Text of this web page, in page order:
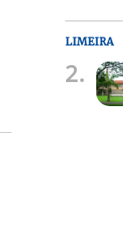
LIMEIRA
2.